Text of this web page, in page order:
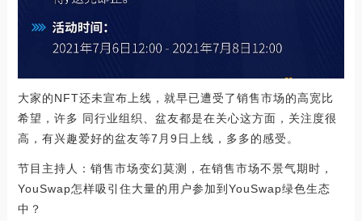
大家的NFT还未宣布上线，就早已遭受了销售市场的高宽比
希望，许多 同行业组织、盆友都是在关心这方面，关注度很
高，有兴趣爱好的盆友等7月9日上线，多多的感受。
节目主持人：销售市场变幻莫测，在销售市场不景气期时，
YouSwap怎样吸引住大量的用户参加到YouSwap绿色生态
中？